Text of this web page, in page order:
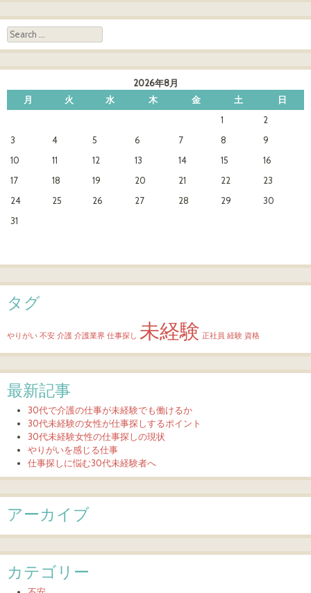
Search
2026年8月
月
火 水 木 金 土
日
1
2
3
4 5 6 7 8
9
10
11 12 13 14 15
16
17
18 19 20 21 22
23
24
25 26 27 28 29
30
31
タグ
やりがい 不安 介護 介護業界 仕事探し 未経験 正社員 経験 資格
最新記事
30代で介護の仕事が未経験でも働けるか
30代未経験の女性が仕事探しするポイント
30代未経験女性の仕事探しの現状
やりがいを感じる仕事
仕事探しに悩む30代未経験者へ
アーカイブ
カテゴリー